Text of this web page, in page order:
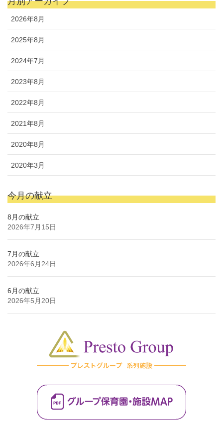
2026年8月
2025年8月
2024年7月
2023年8月
2022年8月
2021年8月
2020年8月
2020年3月
今月の献立
8月の献立
2026年7月15日
7月の献立
2026年6月24日
6月の献立
2026年5月20日